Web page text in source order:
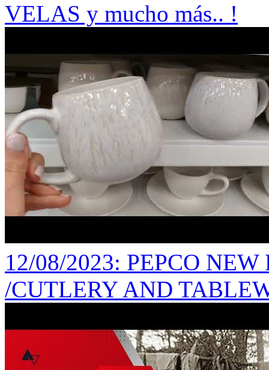
VELAS y mucho más.. !
12/08/2023: PEPCO
/CUTLERY AND